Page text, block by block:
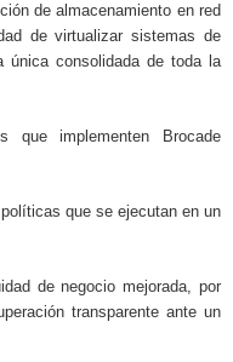
de almacenamiento en red
de virtualizar sistemas de
única consolidada de toda la
que implementen Brocade
que se ejecutan en un
de negocio mejorada, por
transparente ante un